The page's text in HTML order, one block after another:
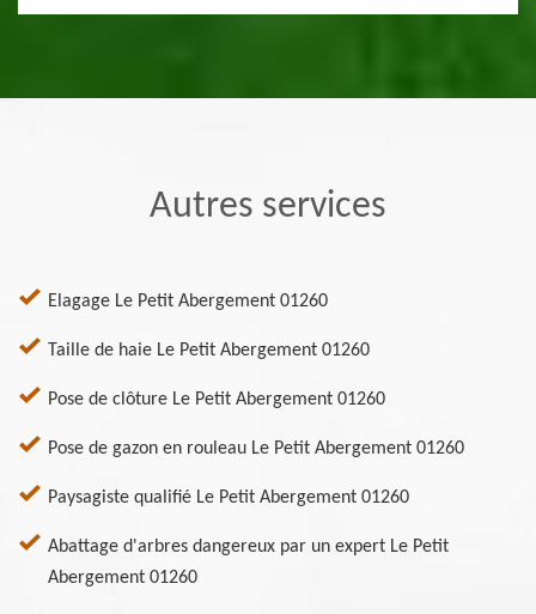
Autres services
Elagage Le Petit Abergement 01260
Taille de haie Le Petit Abergement 01260
Pose de clôture Le Petit Abergement 01260
Pose de gazon en rouleau Le Petit Abergement 01260
Paysagiste qualifié Le Petit Abergement 01260
Abattage d'arbres dangereux par un expert Le Petit
Abergement 01260